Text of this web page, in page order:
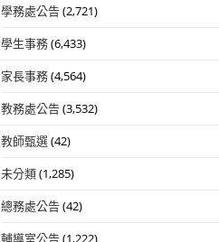
學務處公告(2,721)
學生事務(6,433)
家長事務(4,564)
教務處公告(3,532)
教師甄選(42)
未分類(1,285)
總務處公告(42)
輔導室公告(1,222)